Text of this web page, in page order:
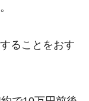
ることをおす